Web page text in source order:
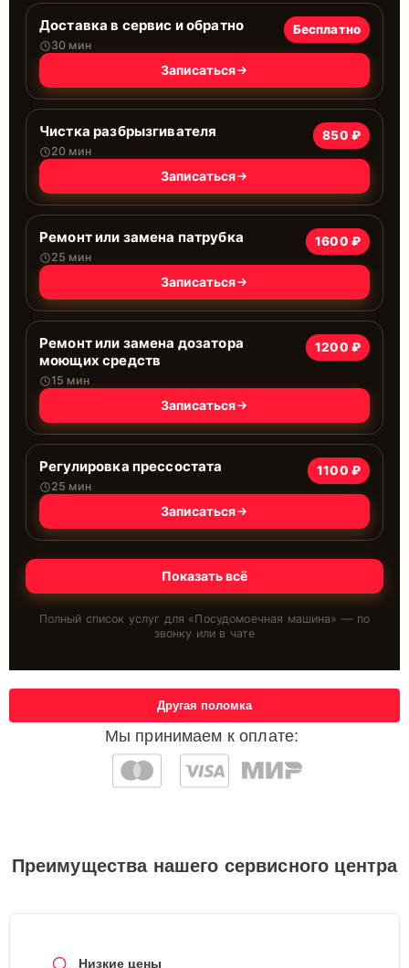
Доставка в сервис и обратно
30 мин
Бесплатно
Записаться
Чистка разбрызгивателя
20 мин
850 ₽
Записаться
Ремонт или замена патрубка
25 мин
1600 ₽
Записаться
Ремонт или замена дозатора
моющих средств
15 мин
1200 ₽
Записаться
Регулировка прессостата
25 мин
1100 ₽
Записаться
Показать всё
Полный список услуг для «Посудомоечная машина» — по
звонку или в чате
Мы принимаем к оплате:
Другая поломка
Преимущества нашего сервисного центра
Низкие цены